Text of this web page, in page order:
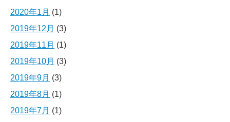
2020年1月 (1)
2019年12月 (3)
2019年11月 (1)
2019年10月 (3)
2019年9月 (3)
2019年8月 (1)
2019年7月 (1)